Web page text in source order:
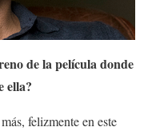
de la película donde
ella?
felizmente en este